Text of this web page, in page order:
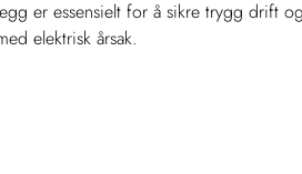
er essensielt for å sikre trygg drift og
elektrisk årsak.